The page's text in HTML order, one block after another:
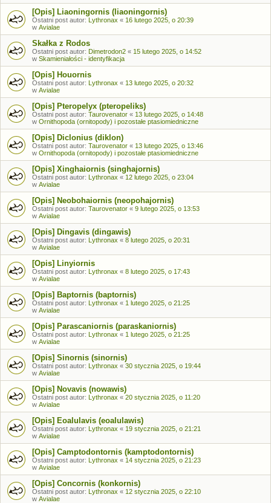
[Opis] Liaoningornis (liaoningornis)
Ostatni post autor: Lythronax « 16 lutego 2025, o 20:39
w Avialae
Skałka z Rodos
Ostatni post autor: Dimetrodon2 « 15 lutego 2025, o 14:52
w Skamieniałości - identyfikacja
[Opis] Houornis
Ostatni post autor: Lythronax « 13 lutego 2025, o 20:32
w Avialae
[Opis] Pteropelyx (pteropeliks)
Ostatni post autor: Taurovenator « 13 lutego 2025, o 14:48
w Ornithopoda (ornitopody) i pozostałe ptasiomiedniczne
[Opis] Diclonius (diklon)
Ostatni post autor: Taurovenator « 13 lutego 2025, o 13:46
w Ornithopoda (ornitopody) i pozostałe ptasiomiedniczne
[Opis] Xinghaiornis (singhajornis)
Ostatni post autor: Lythronax « 12 lutego 2025, o 23:04
w Avialae
[Opis] Neobohaiornis (neopohajornis)
Ostatni post autor: Taurovenator « 9 lutego 2025, o 13:53
w Avialae
[Opis] Dingavis (dingawis)
Ostatni post autor: Lythronax « 8 lutego 2025, o 20:31
w Avialae
[Opis] Linyiornis
Ostatni post autor: Lythronax « 8 lutego 2025, o 17:43
w Avialae
[Opis] Baptornis (baptornis)
Ostatni post autor: Lythronax « 1 lutego 2025, o 21:25
w Avialae
[Opis] Parascaniornis (paraskaniornis)
Ostatni post autor: Lythronax « 1 lutego 2025, o 21:25
w Avialae
[Opis] Sinornis (sinornis)
Ostatni post autor: Lythronax « 30 stycznia 2025, o 19:44
w Avialae
[Opis] Novavis (nowawis)
Ostatni post autor: Lythronax « 20 stycznia 2025, o 11:20
w Avialae
[Opis] Eoalulavis (eoalulawis)
Ostatni post autor: Lythronax « 19 stycznia 2025, o 21:21
w Avialae
[Opis] Camptodontornis (kamptodontornis)
Ostatni post autor: Lythronax « 14 stycznia 2025, o 21:23
w Avialae
[Opis] Concornis (konkornis)
Ostatni post autor: Lythronax « 12 stycznia 2025, o 22:10
w Avialae